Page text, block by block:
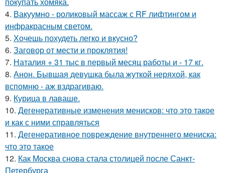
4. Вакуумно - роликовый массаж с RF лифтингом и
инфракрасным светом.
5. Хочешь похудеть легко и вкусно?
6. Заговор от мести и проклятия!
7. Наталия + 31 тыс в первый месяц работы и - 17 кг.
8. Анон. Бывшая девушка была жуткой неряхой, как
вспомню - аж вздрагиваю.
9. Курица в лаваше.
10. Дегенеративные изменения менисков: что это такое
и как с ними справляться
11. Дегенеративное повреждение внутреннего мениска:
что это такое
12. Как Москва снова стала столицей после Санкт-
Петербурга